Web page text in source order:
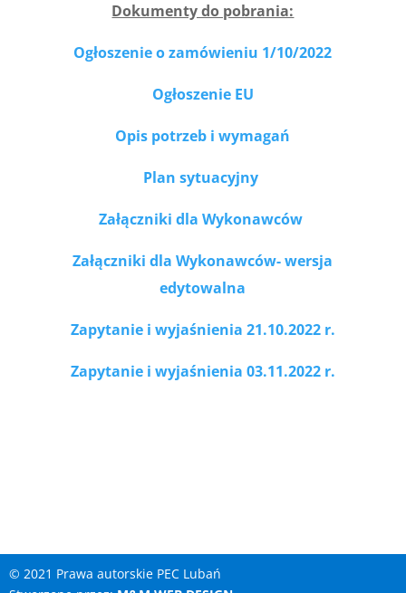
Dokumenty do pobrania:
Ogłoszenie o zamówieniu 1/10/2022
Ogłoszenie EU
Opis potrzeb i wymagań
Plan sytuacyjny
Załączniki dla Wykonawców
Załączniki dla Wykonawców- wersja
edytowalna
Zapytanie i wyjaśnienia 21.10.2022 r.
Zapytanie i wyjaśnienia 03.11.2022 r.
© 2021 Prawa autorskie PEC Lubań